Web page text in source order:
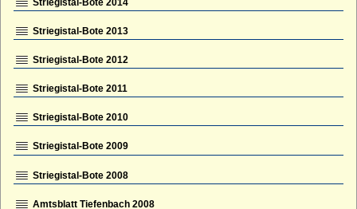
Striegistal-Bote 2013
Striegistal-Bote 2012
Striegistal-Bote 2011
Striegistal-Bote 2010
Striegistal-Bote 2009
Striegistal-Bote 2008
Amtsblatt Tiefenbach 2008